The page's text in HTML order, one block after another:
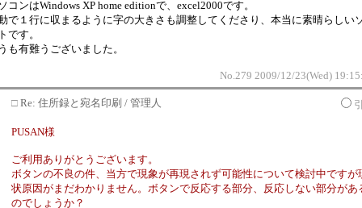
コンはWindows XP home editionで、excel2000です。
で１行に収まるように字の大きさも調整してくださり、本当に素晴らしい
です。
も有難うございました。
No.279 2009/12/23(Wed)
□ Re: 住所録と宛名印刷 / 管理人
PUSAN様
ご利用ありがとうございます。
ボタンの不良の件、当方で現象が再現されず可能性について検討中ですが
状原因がまだわかりません。ボタンで反応する部分、反応しない部分があ
のでしょうか？